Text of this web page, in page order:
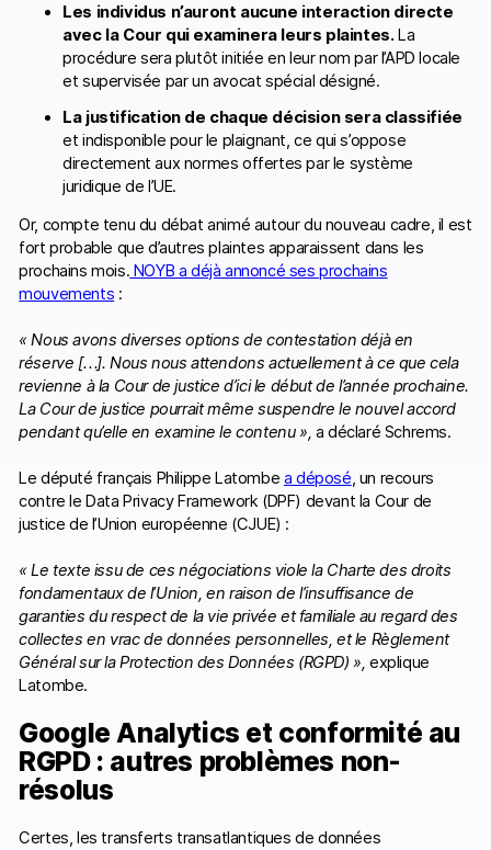
Les individus n’auront aucune interaction directe
avec la Cour qui examinera leurs plaintes.La
procédure sera plutôt initiée en leur nom par l’APD locale
et supervisée par un avocat spécial désigné.
La justification de chaque décision sera classifiée
et indisponible pour le plaignant, ce qui s’oppose
directement aux normes offertes par le système
juridique de l’UE.
Or, compte tenu du débat animé autour du nouveau cadre, il est
fort probable que d’autres plaintes apparaissent dans les
prochains mois. NOYB a déjà annoncé ses prochains
mouvements :
« Nous avons diverses options de contestation déjà en
réserve […]. Nous nous attendons actuellement à ce que cela
revienne à la Cour de justice d’ici le début de l’année prochaine.
La Cour de justice pourrait même suspendre le nouvel accord
pendant qu’elle en examine le contenu », a déclaré Schrems.
Le député français Philippe Latombe a déposé, un recours
contre le Data Privacy Framework (DPF) devant la Cour de
justice de l’Union européenne (CJUE) :
« Le texte issu de ces négociations viole la Charte des droits
fondamentaux de l’Union, en raison de l’insuffisance de
garanties du respect de la vie privée et familiale au regard des
collectes en vrac de données personnelles, et le Règlement
Général sur la Protection des Données (RGPD) »,explique
Latombe.
Google Analytics et conformité au
RGPD : autres problèmes non-
résolus
Certes, les transferts transatlantiques de données